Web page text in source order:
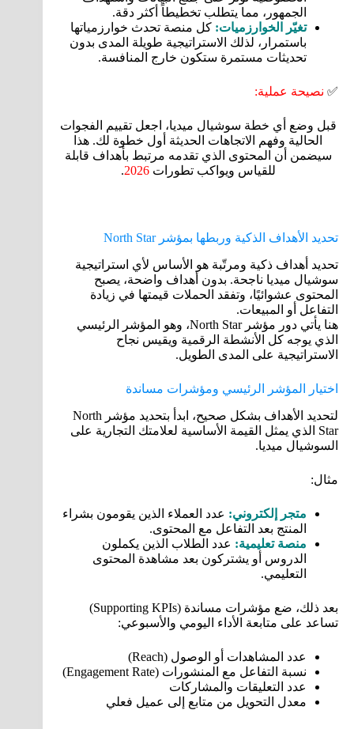
الجمهور، مما يتطلب تخطيطاً أكثر دقة.
تغيّر الخوارزميات: كل منصة تحدث خوارزمياتها
باستمرار، لذلك الاستراتيجية طويلة المدى بدون
تحديثات مستمرة ستكون خارج المنافسة.
✅ نصيحة عملية:
قبل وضع أي خطة سوشيال ميديا، اجعل تقييم الفجوات
الحالية وفهم الاتجاهات الحديثة أول خطوة لك. هذا
سيضمن أن المحتوى الذي تقدمه مرتبط بأهداف قابلة
للقياس ويواكب تطورات2026
.
تحديد الأهداف الذكية وربطها بمؤشر North Star
تحديد أهداف ذكية ومرتّبة هو الأساس لأي استراتيجية
سوشيال ميديا ناجحة. بدون أهداف واضحة، يصبح
المحتوى عشوائيًا، وتفقد الحملات قيمتها في زيادة
التفاعل أو المبيعات.
هنا يأتي دور مؤشر North Star، وهو المؤشر الرئيسي
الذي يوجه كل الأنشطة الرقمية ويقيس نجاح
الاستراتيجية على المدى الطويل.
اختيار المؤشر الرئيسي ومؤشرات مساندة
لتحديد الأهداف بشكل صحيح، ابدأ بتحديد مؤشر North
Star الذي يمثل القيمة الأساسية لعلامتك التجارية على
السوشيال ميديا.
مثال:
متجر إلكتروني: عدد العملاء الذين يقومون بشراء
المنتج بعد التفاعل مع المحتوى.
منصة تعليمية: عدد الطلاب الذين يكملون
الدروس أو يشتركون بعد مشاهدة المحتوى
التعليمي.
بعد ذلك، ضع مؤشرات مساندة (Supporting KPIs)
تساعد على متابعة الأداء اليومي والأسبوعي:
عدد المشاهدات أو الوصول (Reach)
نسبة التفاعل مع المنشورات (Engagement Rate)
عدد التعليقات والمشاركات
معدل التحويل من متابع إلى عميل فعلي